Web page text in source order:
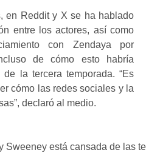
en Reddit y X se ha hablado
entre los actores, así como
con Zendaya por
de cómo esto habría
la tercera temporada. “Es
cómo las redes sociales y la
declaró al medio.